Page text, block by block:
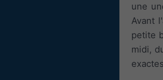
une
Avant
petite
midi,